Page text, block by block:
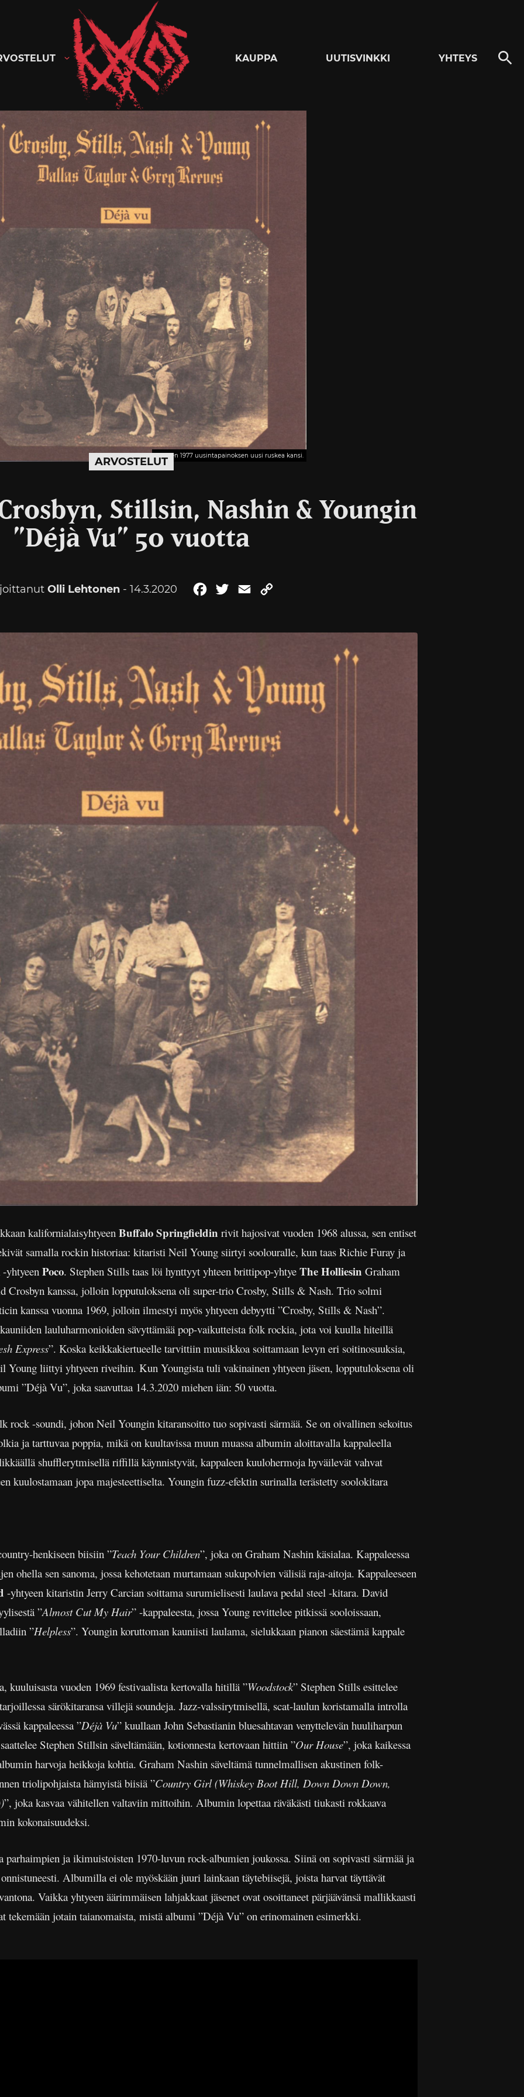
Kaaoszine KAUPPA UUTISVINKKI YHTEYS
ARVOSTELUTVuoden 1977 uusintapainoksen uusi ruskea kansi.
Stillsin, Nashin & Youngin
”Déjà Vu” 50 vuotta
Olli Lehtonen- 14.3.2020 FacebookTwitterEmail
kalifornialaisyhtyeenBuffalo Springfieldin rivit hajosivat vuoden 1968 alussa, sen entiset
samalla rockin historiaa: kitaristi Neil Young siirtyi soolouralle, kun taas Richie Furay ja
yhtyeen Poco. Stephen Stills taas löi hynttyyt yhteen brittipop-yhtye The Holliesin Graham
Crosbyn kanssa, jolloin lopputuloksena oli super-trio Crosby, Stills & Nash. Trio solmi
kanssa vuonna 1969, jolloin ilmestyi myös yhtyeen debyytti ”Crosby, Stills & Nash”.
lauluharmonioiden sävyttämää pop-vaikutteista folk rockia, jota voi kuulla hiteillä
Express”. Koska keikkakiertueelle tarvittiin muusikkoa soittamaan levyn eri soitinosuuksia,
Young liittyi yhtyeen riveihin. Kun Youngista tuli vakinainen yhtyeen jäsen, lopputuloksena oli
”Déjà Vu”, joka saavuttaa 14.3.2020 miehen iän: 50 vuotta.
rock -soundi, johon Neil Youngin kitaransoitto tuo sopivasti särmää. Se on oivallinen sekoitus
ja tarttuvaa poppia, mikä on kuultavissa muun muassa albumin aloittavalla kappaleella
shufflerytmisellä riffillä käynnistyvät, kappaleen kuulohermoja hyväilevät vahvat
kuulostamaan jopa majesteettiselta. Youngin fuzz-efektin surinalla terästetty soolokitara
henkiseen biisiin ”Teach Your Children”, joka on Graham Nashin käsialaa. Kappaleessa
ohella sen sanoma, jossa kehotetaan murtamaan sukupolvien välisiä raja-aitoja. Kappaleeseen
-yhtyeen kitaristin Jerry Carcian soittama surumielisesti laulava pedal steel -kitara. David
”Almost Cut My Hair” -kappaleesta, jossa Young revittelee pitkissä sooloissaan,
”Helpless”. Youngin koruttoman kauniisti laulama, sielukkaan pianon säestämä kappale
vuoden 1969 festivaalista kertovalla hitillä ”Woodstock” Stephen Stills esittelee
särökitaransa villejä soundeja. Jazz-valssirytmisellä, scat-laulun koristamalla introlla
kappaleessa ”Déjà Vu” kuullaan John Sebastianin bluesahtavan venyttelevän huuliharpun
Stephen Stillsin säveltämään, kotionnesta kertovaan hittiin ”Our House”, joka kaikessa
harvoja heikkoja kohtia. Graham Nashin säveltämä tunnelmallisen akustinen folk-
triolipohjaista hämyistä biisiä ”Country Girl (Whiskey Boot Hill, Down Down Down,
”, joka kasvaa vähitellen valtaviin mittoihin. Albumin lopettaa räväkästi tiukasti rokkaava
kokonaisuudeksi.
parhaimpien ja ikimuistoisten 1970-luvun rock-albumien joukossa. Siinä on sopivasti särmää ja
Albumilla ei ole myöskään juuri lainkaan täytebiisejä, joista harvat täyttävät
Vaikka yhtyeen äärimmäisen lahjakkaat jäsenet ovat osoittaneet pärjäävänsä mallikkaasti
tekemään jotain taianomaista, mistä albumi ”Déjà Vu” on erinomainen esimerkki.